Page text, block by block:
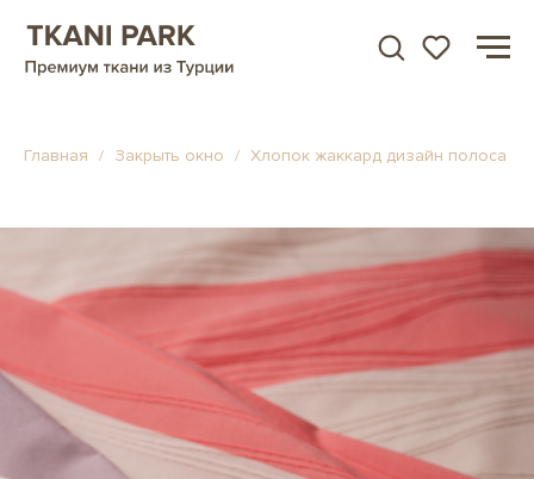
Главная Закрыть окно Хлопок жаккард дизайн полоса